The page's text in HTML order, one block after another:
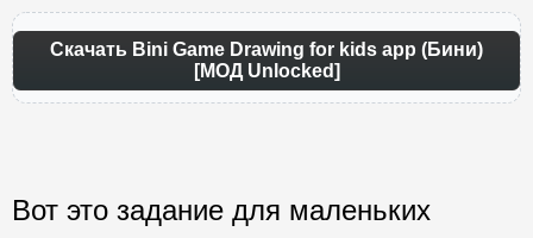
Скачать Bini Game Drawing for kids app (Бини)
[МОД Unlocked]
Вот это задание для маленьких